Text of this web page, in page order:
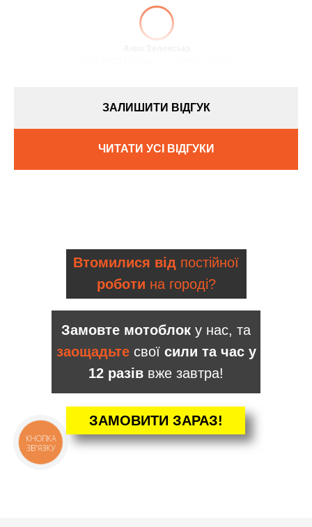
Анна Зеленська
ЗАЛИШИТИ ВІДГУК
ЧИТАТИ УСІ ВІДГУКИ
ЗАМОВИТИ ЗАРАЗ!
Замовте мотоблок у нас, та
заощадьтесвої сили та час у
12 разів вже завтра!
Втомилися від постійної
роботи на городі?
КАТАЛОГ
КНОПКА
ЗВ'ЯЗКУ